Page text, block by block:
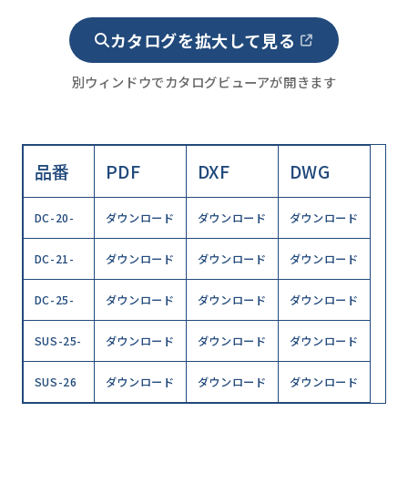
カタログを拡大して見る
別ウィンドウでカタログビューアが開きます
品番 PDF DXF DWG
DC-20- ダウンロード ダウンロード ダウンロード
DC-21- ダウンロード ダウンロード ダウンロード
DC-25- ダウンロード ダウンロード ダウンロード
SUS-25- ダウンロード ダウンロード ダウンロード
SUS-26 ダウンロード ダウンロード ダウンロード